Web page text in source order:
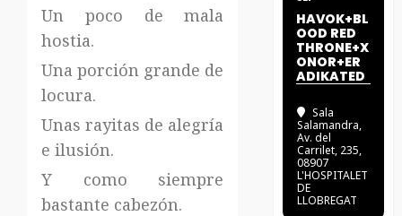
Un poco de mala
hostia.
Una porción grande de
locura.
Unas rayitas de alegría
e ilusión.
Y como siempre
bastante cabezón.
HAVOK+BL
OOD RED
THRONE+X
ONOR+ER
ADIKATED
Sala
Salamandra,
Av. del
Carrilet, 235,
08907
L'HOSPITALET
DE
LLOBREGAT